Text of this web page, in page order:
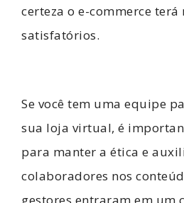
certeza o e-commerce
satisfatórios.
Se você tem uma equipe
sua loja virtual, é
para manter a ética e
colaboradores nos
gestores entraram em um